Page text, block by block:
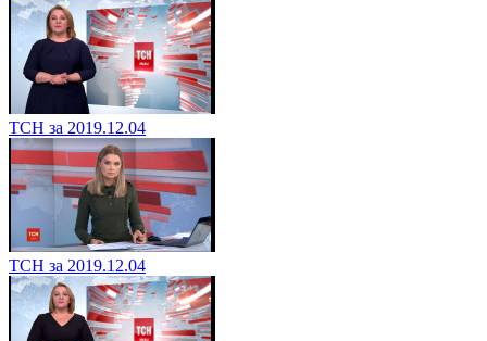
ТСН за 2019.12.04
ТСН за 2019.12.04